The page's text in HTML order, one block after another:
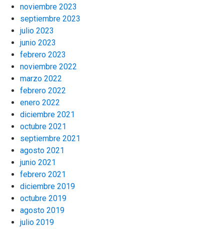
noviembre 2023
septiembre 2023
julio 2023
junio 2023
febrero 2023
noviembre 2022
marzo 2022
febrero 2022
enero 2022
diciembre 2021
octubre 2021
septiembre 2021
agosto 2021
junio 2021
febrero 2021
diciembre 2019
octubre 2019
agosto 2019
julio 2019